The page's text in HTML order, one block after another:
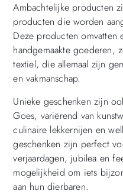
Ambachtelijke producten
producten die worden
Deze producten omvatten
handgemaakte goederen,
textiel, die allemaal zijn
en vakmanschap.
Unieke geschenken zijn
Goes, variërend van
culinaire lekkernijen en
geschenken zijn perfect
verjaardagen, jubilea en
mogelijkheid om iets
aan hun dierbaren.